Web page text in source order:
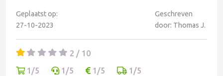
Geplaatst op:
27-10-2023
Geschreven
door: Thomas J.
2 / 10
1/5
1/5 1/5
1/5